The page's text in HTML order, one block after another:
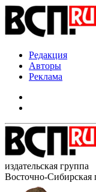
Редакция
Авторы
Реклама
издательская группа
Восточно-Сибирская